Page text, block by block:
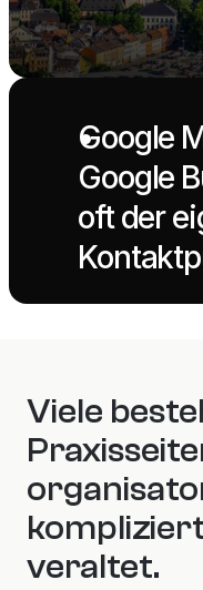
Google
Google
oft der
Viele
veraltet.